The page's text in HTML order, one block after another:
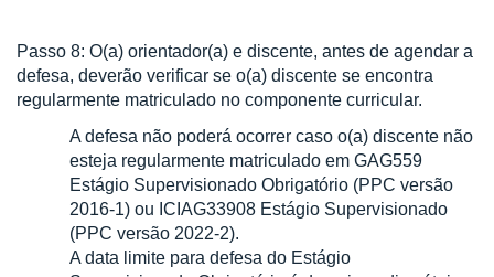
Passo 8: O(a) orientador(a) e discente, antes de agendar a
defesa, deverão verificar se o(a) discente se encontra
regularmente matriculado no componente curricular.
A defesa não poderá ocorrer caso o(a) discente não
esteja regularmente matriculado em GAG559
Estágio Supervisionado Obrigatório (PPC versão
2016-1) ou ICIAG33908 Estágio Supervisionado
(PPC versão 2022-2).
A data limite para defesa do Estágio